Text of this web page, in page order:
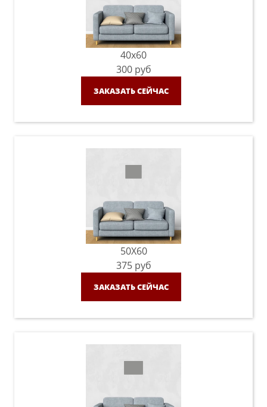
40x60
300 руб
ЗАКАЗАТЬ СЕЙЧАС
50X60
375 руб
ЗАКАЗАТЬ СЕЙЧАС